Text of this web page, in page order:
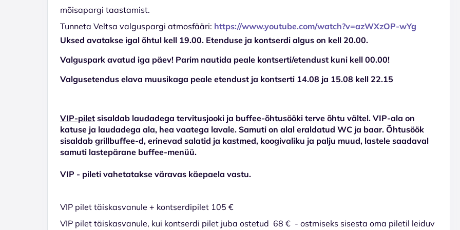
mõisapargi taastamist.
Tunneta Veltsa valguspargi atmosfääri: https://www.youtube.com/watch?v=azWXzOP-wYg
Uksed avatakse igal õhtul kell 19.00. Etenduse ja kontserdi algus on kell 20.00.
Valguspark avatud iga päev! Parim nautida peale kontserti/etendust kuni kell 00.00!
Valgusetendus elava muusikaga peale etendust ja kontserti 14.08 ja 15.08 kell 22.15
VIP-pilet sisaldab laudadega tervitusjooki ja buffee-õhtusööki terve õhtu vältel. VIP-ala on
katuse ja laudadega ala, hea vaatega lavale. Samuti on alal eraldatud WC ja baar. Õhtusöök
sisaldab grillbuffee-d, erinevad salatid ja kastmed, koogivaliku ja palju muud, lastele saadaval
samuti lastepärane buffee-menüü.
VIP - pileti vahetatakse väravas käepaela vastu.
VIP pilet täiskasvanule + kontserdipilet 105 €
VIP pilet täiskasvanule, kui kontserdi pilet juba ostetud 68 € - ostmiseks sisesta oma piletil leiduv